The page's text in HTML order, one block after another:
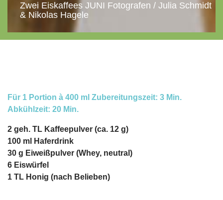
Zwei Eiskaffees JUNI Fotografen / Julia Schmidt
& Nikolas Hagele
Für 1 Portion à 400 ml Zubereitungszeit: 3 Min.
Abkühlzeit: 20 Min.
2 geh. TL Kaffeepulver (ca. 12 g)
100 ml Haferdrink
30 g Eiweißpulver (Whey, neutral)
6 Eiswürfel
1 TL Honig (nach Belieben)